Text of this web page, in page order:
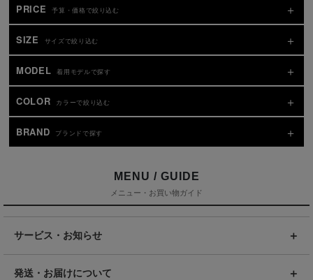
PRICE 予算・価格で絞り込む
SIZE サイズで絞り込む
MODEL 着用モデルで探す
COLOR カラーで絞り込む
BRAND ブランドで探す
MENU / GUIDE
メニュー・お買い物ガイド
サービス・お知らせ
発送・お届けについて